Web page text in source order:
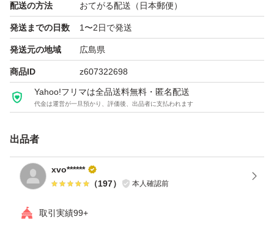
配送の方法 おてがる配送（日本郵便）
発送までの日数 1〜2日で発送
発送元の地域 広島県
商品ID z607322698
Yahoo!フリマは全品送料無料・匿名配送
代金は運営が一旦預かり、評価後、出品者に支払われます
出品者
xvo******
（197） 本人確認前
取引実績99+